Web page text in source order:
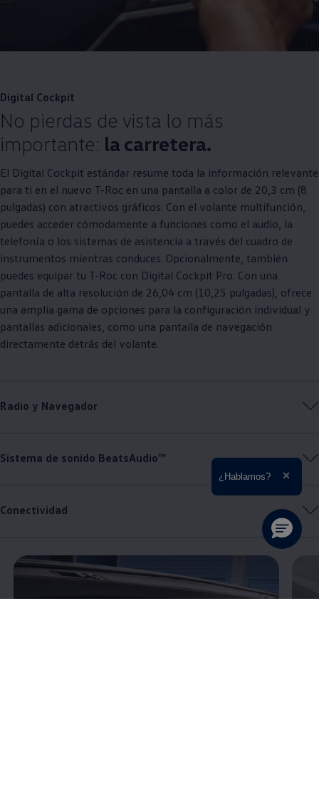
Digital Cockpit
No pierdas de vista lo más
importante: la carretera.
El Digital Cockpit estándar resume toda la información relevante
para ti en el nuevo T-Roc en una pantalla a color de 20,3 cm (8
pulgadas) con atractivos gráficos. Con el volante multifunción,
puedes acceder cómodamente a funciones como el audio, la
telefonía o los sistemas de asistencia a través del cuadro de
instrumentos mientras conduces. Opcionalmente, también
puedes equipar tu T-Roc con Digital Cockpit Pro. Con una
pantalla de alta resolución de 26,04 cm (10,25 pulgadas), ofrece
una amplia gama de opciones para la configuración individual y
pantallas adicionales, como una pantalla de navegación
directamente detrás del volante.
Radio y Navegador
Sistema de sonido BeatsAudio™
Conectividad
Enable fullscreen mode
¿Hablamos?
Ampliar el texto